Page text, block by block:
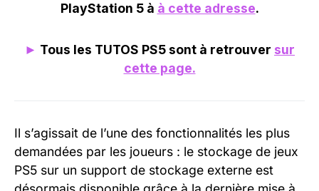
PlayStation 5 à à cette adresse.
► Tous les TUTOS PS5 sont à retrouver sur
cette page.
Il s’agissait de l’une des fonctionnalités les plus
demandées par les joueurs : le stockage de jeux
PS5 sur un support de stockage externe est